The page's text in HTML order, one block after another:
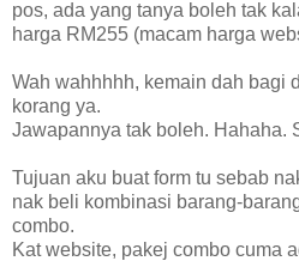
pos, ada yang tanya boleh tak
harga RM255 (macam harga
Wah wahhhhh, kemain dah bagi
korang ya.
Jawapannya tak boleh. Hahaha.
Tujuan aku buat form tu sebab
nak beli kombinasi barang-
combo.
Kat website, pakej combo cuma